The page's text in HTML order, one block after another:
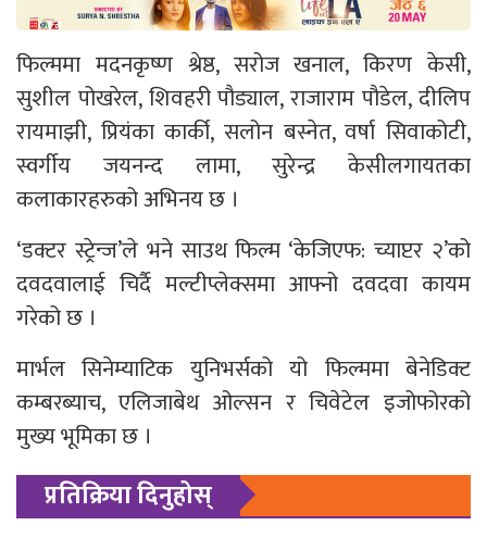
फिल्ममा मदनकृष्ण श्रेष्ठ, सरोज खनाल, किरण केसी,
सुशील पोखरेल, शिवहरी पौड्याल, राजाराम पौडेल, दीलिप
रायमाझी, प्रियंका कार्की, सलोन बस्नेत, वर्षा सिवाकोटी,
स्वर्गीय जयनन्द लामा, सुरेन्द्र केसीलगायतका
कलाकारहरुको अभिनय छ ।
‘डक्टर स्ट्रेन्ज’ले भने साउथ फिल्म ‘केजिएफ: च्याप्टर २’को
दवदवालाई चिर्दै मल्टीप्लेक्समा आफ्नो दवदवा कायम
गरेको छ ।
मार्भल सिनेम्याटिक युनिभर्सको यो फिल्ममा बेनेडिक्ट
कम्बरब्याच, एलिजाबेथ ओल्सन र चिवेटेल इजोफोरको
मुख्य भूमिका छ ।
प्रतिक्रिया दिनुहोस्